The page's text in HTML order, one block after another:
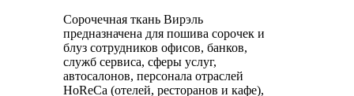
Сорочечная ткань Вирэль
предназначена для пошива сорочек и
блуз сотрудников офисов, банков,
служб сервиса, сферы услуг,
автосалонов, персонала отраслей
HoReCa (отелей, ресторанов и кафе),